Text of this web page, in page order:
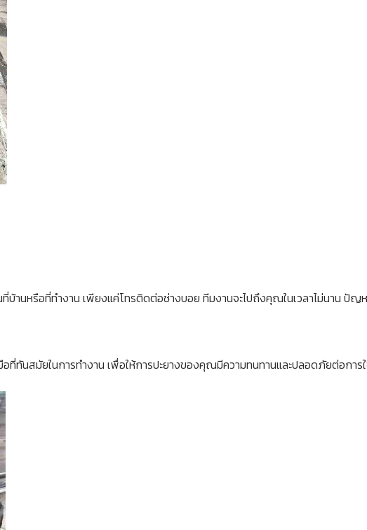
ที่บ้านหรือที่ทำงาน เพียงแค่โทรติดต่อช่างบอย ทีมงานจะไปถึงคุณในเวลาไม่นาน ปั
ที่ทันสมัยในการทำงาน เพื่อให้การปะยางของคุณมีความทนทานและปลอดภัยต่อการ